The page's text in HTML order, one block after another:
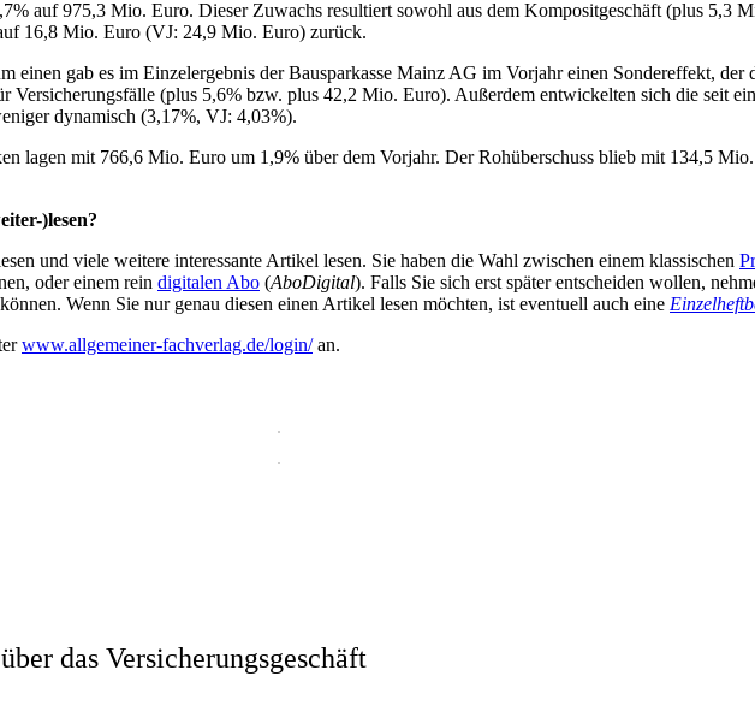
auf 975,3 Mio. Euro. Dieser Zuwachs resultiert sowohl aus dem Kompositgeschäft (plus 5,3
16,8 Mio. Euro (VJ: 24,9 Mio. Euro) zurück.
einen gab es im Einzelergebnis der Bausparkasse Mainz AG im Vorjahr einen Sondereffekt,
(plus 5,6% bzw. plus 42,2 Mio. Euro). Außerdem entwickelten sich die seit
dynamisch (3,17%, VJ: 4,03%).
lagen mit 766,6 Mio. Euro um 1,9% über dem Vorjahr. Der Rohüberschuss blieb mit 134,5
)lesen?
und viele weitere interessante Artikel lesen. Sie haben die Wahl zwischen einem klassischen
oder einem rein digitalen Abo (AboDigital). Falls Sie sich erst später entscheiden wollen,
Wenn Sie nur genau diesen einen Artikel lesen möchten, ist eventuell auch eine
www.allgemeiner-fachverlag.de/login/an.
das Versicherungsgeschäft